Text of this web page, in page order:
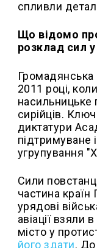
Що відомо
розклад сил у
Громадянська
2011 році,
насильницьке
сирійців.
диктатури
підтримуване
угрупування
Сили
частина країн
урядові
авіації взяли
місто у
його здати. До